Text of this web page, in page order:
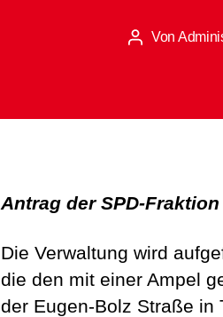
Beitragsautor
Von
Antrag der SPD-
Die Verwaltung wird
die den mit einer Ampel
der Eugen-Bolz Straße in